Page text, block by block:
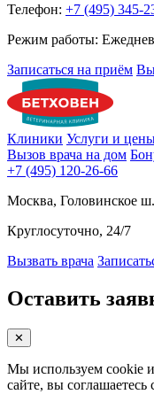
Телефон: +7 (495) 345-
Режим работы:
Записаться на приём
Клиники Услуги и
Вызов врача на дом
+7 (495) 120-26-66
Москва, Головинское
Круглосуточно, 24/7
Вызвать врача
Оставить
✕
Мы используем cookie и
сайте, вы соглашаетесь